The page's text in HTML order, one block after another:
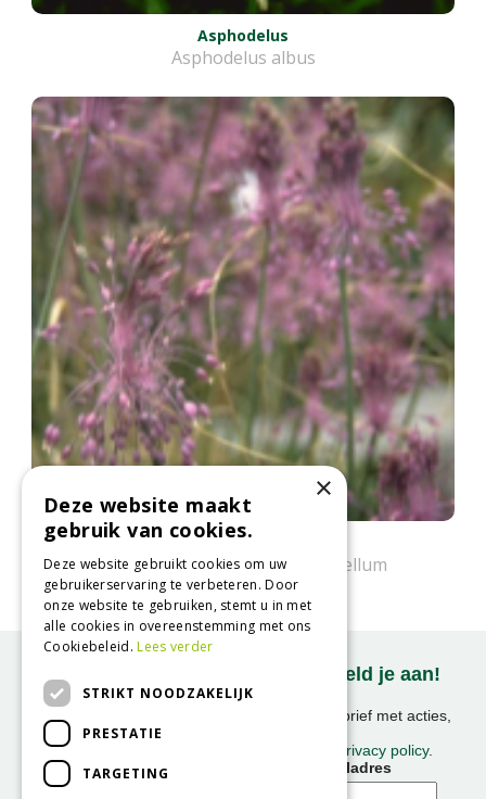
Asphodelus
Asphodelus albus
Berglook
Allium carinatum subsp. pulchellum
Onze nieuwsbrief ontvangen? Meld je aan!
Ontvang ongeveer 1x per week onze nieuwsbrief met acties,
We slaan uw gegevens op conform onze
privacy policy.
Voornaam
E-mailadres
×
Deze website maakt
gebruik van cookies.
Deze website gebruikt cookies om uw
gebruikerservaring te verbeteren. Door
onze website te gebruiken, stemt u in met
alle cookies in overeenstemming met ons
Cookiebeleid.Lees verder
STRIKT NOODZAKELIJK
PRESTATIE
TARGETING